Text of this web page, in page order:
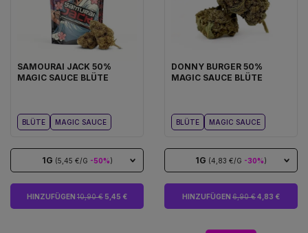
SAMOURAI JACK 50%
MAGIC SAUCE BLÜTE
BLÜTE MAGIC SAUCE
1G (5,45 €/G -50%)
HINZUFÜGEN 10,90 € 5,45 €
DONNY BURGER 50%
MAGIC SAUCE BLÜTE
BLÜTE MAGIC SAUCE
1G (4,83 €/G -30%)
HINZUFÜGEN 6,90 €4,83 €